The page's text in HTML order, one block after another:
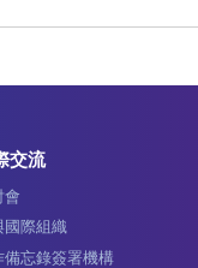
交流
會
國際組織
備忘錄簽署機構